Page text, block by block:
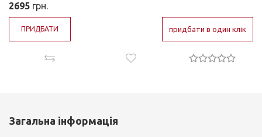
2695 грн.
ПРИДБАТИ придбати в один клік
Загальна інформація